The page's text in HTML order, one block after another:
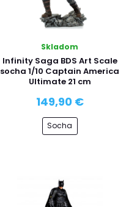
Skladom
Infinity Saga BDS Art Scale
socha 1/10 Captain America
Ultimate 21 cm
149,90 €
Socha